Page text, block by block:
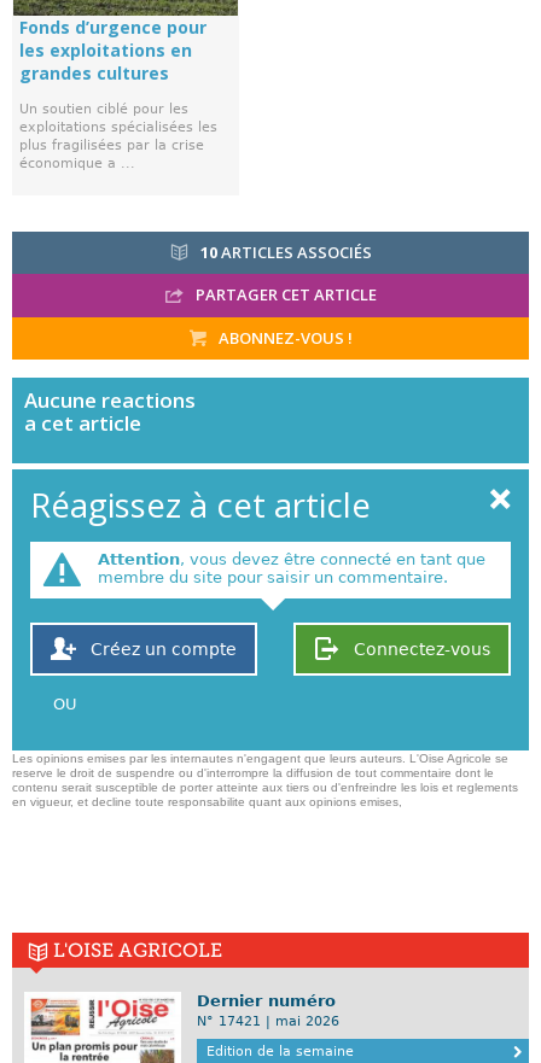
Fonds d’urgence pour
les exploitations en
grandes cultures
Un soutien ciblé pour les
exploitations spécialisées les
plus fragilisées par la crise
économique a ...
10ARTICLES ASSOCIÉS
PARTAGER CET ARTICLE
ABONNEZ-VOUS !
Aucune reactions
a cet article
Réagissez à cet article
Attention, vous devez être connecté en tant que
membre du site pour saisir un commentaire.
Connectez-vous
Créez un compte
OU
Les opinions emises par les internautes n'engagent que leurs auteurs. L'Oise Agricole se
reserve le droit de suspendre ou d'interrompre la diffusion de tout commentaire dont le
contenu serait susceptible de porter atteinte aux tiers ou d'enfreindre les lois et reglements
en vigueur, et decline toute responsabilite quant aux opinions emises,
L'OISE AGRICOLE
Dernier numéro
N° 17421 | mai 2026
Edition de la semaine